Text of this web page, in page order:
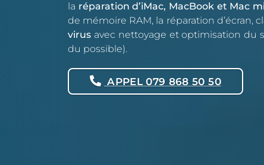
la réparation d’iMac, MacBook et Mac
de mémoire RAM, la réparation d’écran,
virus avec nettoyage et optimisation du
du possible).
APPEL 079 868 50 50